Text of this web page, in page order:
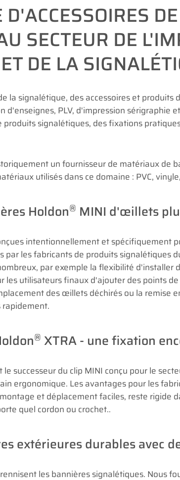
SECTEUR DE
DE LA
la signalétique, des accessoires et
d'enseignes, PLV, d'impression sérigraphie
signalétiques, des fixations
un fournisseur de matériaux de
utilisés dans ce domaine : PVC,
Holdon® MINI d'œillets
intentionnellement et spécifiquement
par les fabricants de produits signalétiques
par exemple la flexibilité d'installer
les utilisateurs finaux d'ajouter des points
des œillets déchirés ou la remise
® XTRA - une fixation
le successeur du clip MINI conçu pour le
ergonomique. Les avantages pour les
et déplacement faciles, reste rigide
quel cordon ou crochet..
extérieures durables avec
les bannières signalétiques. Nous